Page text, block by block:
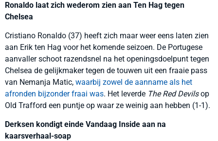
Ronaldo laat zich wederom zien aan Ten Hag tegen
Chelsea
Cristiano Ronaldo (37) heeft zich maar weer eens laten zien
aan Erik ten Hag voor het komende seizoen. De Portugese
aanvaller schoot razendsnel na het openingsdoelpunt tegen
Chelsea de gelijkmaker tegen de touwen uit een fraaie pass
van Nemanja Matic, waarbij zowel de aanname als het
afronden bijzonder fraai was. Het leverde The Red Devilsop
Old Trafford een puntje op waar ze weinig aan hebben (1-1).
Derksen kondigt einde Vandaag Inside aan na
kaarsverhaal-soap